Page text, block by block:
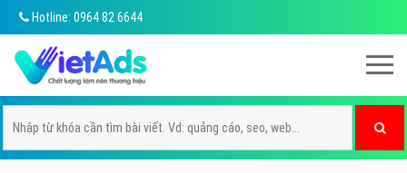
Hotline: 0964 82 6644